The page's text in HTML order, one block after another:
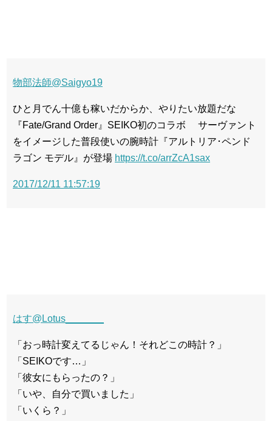
物部法師@Saigyo19
ひと月でん十億も稼いだからか、やりたい放題だな
『Fate/Grand Order』SEIKO初のコラボ サーヴァント
をイメージした普段使いの腕時計『アルトリア･ペンド
ラゴン モデル』が登場 https://t.co/arrZcA1sax
2017/12/11 11:57:19
はす@Lotus_______
「おっ時計変えてるじゃん！それどこの時計？」
「SEIKOです…」
「彼女にもらったの？」
「いや、自分で買いました」
「いくら？」